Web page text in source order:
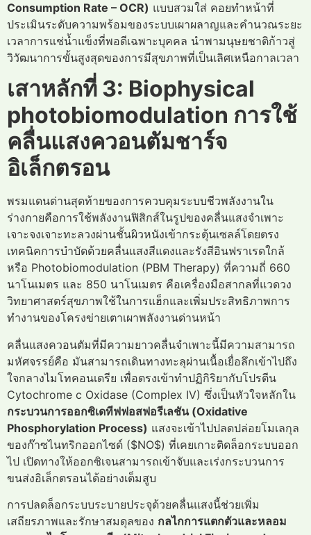
Consumption Rate – OCR) แบบสวมใส่ คอยทำหน้าที่
ประเมินระดับความพร้อมของระบบเผาผลาญและคำนวณระยะ
เวลาการแช่น้ำแข็งที่พอดีเฉพาะบุคคล นำพามนุษยชาติก้าวสู่
วิวัฒนาการขั้นสูงสุดของการมีสุขภาพที่เป็นเลิศเหนือกาลเวลา
เสาหลักที่ 3: Biophysical
photobiomodulation การใช้
คลื่นแสงควอนตัมชาร์จ
อิเล็กตรอน
พรมแดนด่านสุดท้ายของการควบคุมระบบชีวพลังงานใน
ร่างกายคือการใช้พลังงานฟิสิกส์ในรูปของคลื่นแสงจำเพาะ
เจาะจงเจาะทะลวงผ่านชั้นผิวหนังเข้ากระตุ้นเซลล์โดยตรง
เทคนิคการบำบัดด้วยคลื่นแสงสีแดงและรังสีอินฟราเรดใกล้
หรือ Photobiomodulation (PBM Therapy) ที่ความถี่ 660
นาโนเมตร และ 850 นาโนเมตร คือเครื่องมือสากลที่แวดวง
วิทยาศาสตร์สุขภาพใช้ในการแฮ็กและเพิ่มประสิทธิภาพการ
ทำงานของโครงข่ายเตาเผาพลังงานด่านหน้า
คลื่นแสงควอนตัมที่มีความยาวคลื่นจำเพาะนี้มีความสามารถ
มหัศจรรย์คือ มันสามารถเดินทางทะลุผ่านเนื้อเยื่อลึกเข้าไปถึง
ใจกลางไมโทคอนเดรีย เพื่อตรงเข้าทำปฏิกิริยากับโปรตีน
Cytochrome c Oxidase (Complex IV) ซึ่งเป็นหัวใจหลักใน
กระบวนการออกซิเดทีฟฟอสฟอรีเลชัน (Oxidative
Phosphorylation Process) แสงจะเข้าไปปลดปล่อยโมเลกุล
ของก๊าซไนทริกออกไซด์ ($NO$) ที่เคยเกาะติดล็อกระบบออก
ไป เปิดทางให้ออกซิเจนสามารถเข้าจับและเร่งกระบวนการ
ขนส่งอิเล็กตรอนได้อย่างเต็มสูบ
การปลดล็อกระบบระบายประจุด้วยคลื่นแสงนี้ช่วยเพิ่ม
เสถียรภาพและรักษาสมดุลของ กลไกการแตกตัวและหลอม